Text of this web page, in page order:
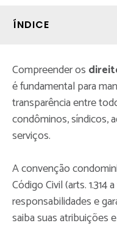
ÍNDICE
Compreender os
é fundamental para
transparência entre
condôminos, síndicos,
serviços.
A convenção
Código Civil (arts. 1.314
responsabilidades e
saiba suas atribuições